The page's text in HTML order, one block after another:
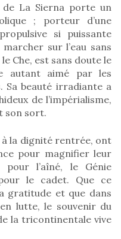
de La Sierna porte un
; porteur d’une
si puissante
sur l’eau sans
Che, est sans doute le
autant aimé par les
Sa beauté irradiante a
de l’impérialisme,
son sort.
à la dignité rentrée, ont
pour magnifier leur
pour l’aîné, le Génie
le cadet. Que ce
gratitude et que dans
lutte, le souvenir du
la tricontinentale vive